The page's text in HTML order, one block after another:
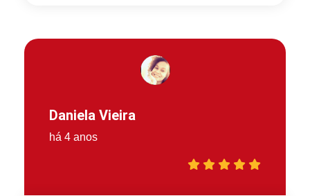
Daniela Vieira
há 4 anos